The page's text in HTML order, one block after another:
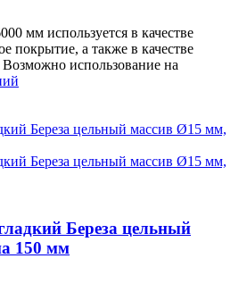
мм используется в качестве
покрытие, а также в качестве
использование на
Береза цельный
150 мм